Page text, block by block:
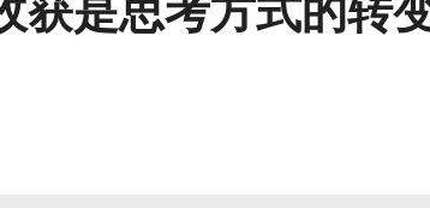
获是思考方式的转